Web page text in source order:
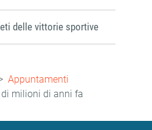
delle vittorie sportive
Appuntamenti
milioni di anni fa